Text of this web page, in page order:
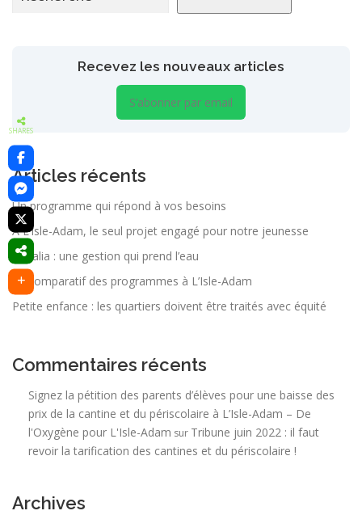
Recevez les nouveaux articles
S’abonner par email
Articles récents
Un programme qui répond à vos besoins
À L’Isle-Adam, le seul projet engagé pour notre jeunesse
Aqualia : une gestion qui prend l’eau
Le comparatif des programmes à L’Isle-Adam
Petite enfance : les quartiers doivent être traités avec équité
Commentaires récents
Signez la pétition des parents d’élèves pour une baisse des
prix de la cantine et du périscolaire à L’Isle-Adam – De
l'Oxygène pour L'Isle-Adam sur Tribune juin 2022 : il faut
revoir la tarification des cantines et du périscolaire !
Archives
SHARES